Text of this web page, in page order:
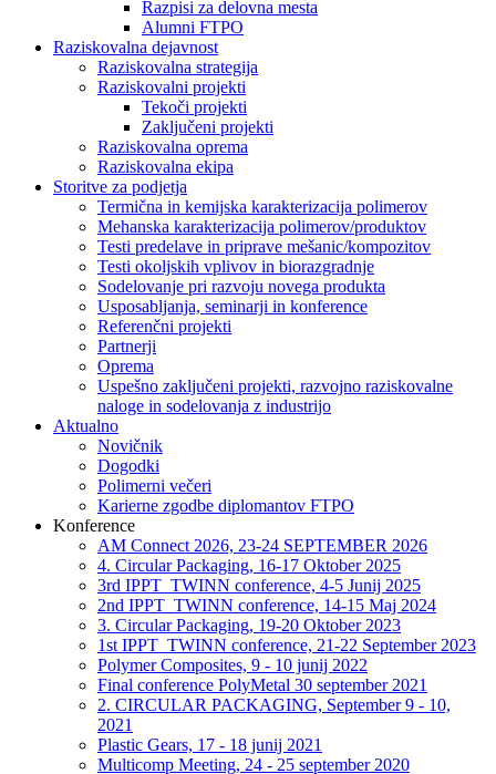
Razpisi za delovna mesta
Alumni FTPO
Raziskovalna dejavnost
Raziskovalna strategija
Raziskovalni projekti
Tekoči projekti
Zaključeni projekti
Raziskovalna oprema
Raziskovalna ekipa
Storitve za podjetja
Termična in kemijska karakterizacija polimerov
Mehanska karakterizacija polimerov/produktov
Testi predelave in priprave mešanic/kompozitov
Testi okoljskih vplivov in biorazgradnje
Sodelovanje pri razvoju novega produkta
Usposabljanja, seminarji in konference
Referenčni projekti
Partnerji
Oprema
Uspešno zaključeni projekti, razvojno raziskovalne
naloge in sodelovanja z industrijo
Aktualno
Novičnik
Dogodki
Polimerni večeri
Karierne zgodbe diplomantov FTPO
Konference
AM Connect 2026, 23-24 SEPTEMBER 2026
4. Circular Packaging, 16-17 Oktober 2025
3rd IPPT_TWINN conference, 4-5 Junij 2025
2nd IPPT_TWINN conference, 14-15 Maj 2024
3. Circular Packaging, 19-20 Oktober 2023
1st IPPT_TWINN conference, 21-22 September 2023
Polymer Composites, 9 - 10 junij 2022
Final conference PolyMetal 30 september 2021
2. CIRCULAR PACKAGING, September 9 - 10,
2021
Plastic Gears, 17 - 18 junij 2021
Multicomp Meeting, 24 - 25 september 2020